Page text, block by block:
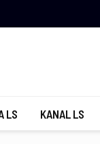
LS KANAL LS